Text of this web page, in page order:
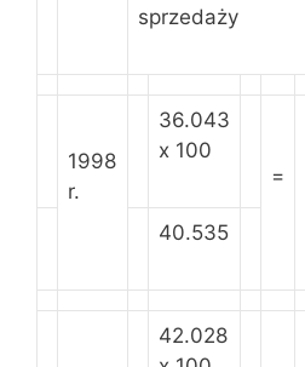
sprzedaży
1998
r.
36.043
x 100
=
40.535
42.028